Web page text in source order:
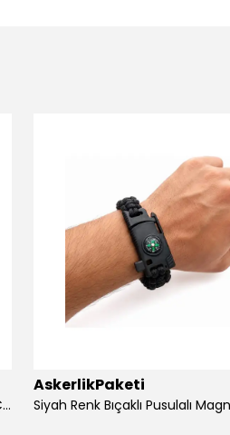
Haki Renk Bıçaklı Pusulalı Magnezyum Çubuklu Düdüklü Paracord Bileklik
AskerlikPaketi